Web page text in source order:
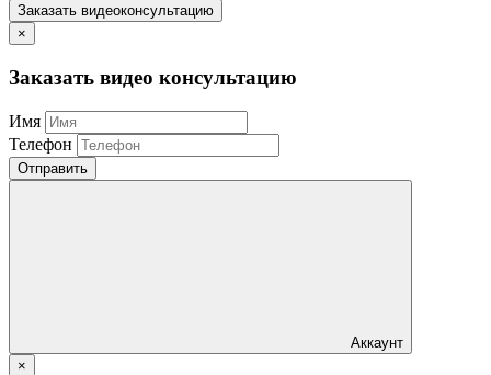
Заказать видеоконсультацию
×
Заказать видео консультацию
Имя
Телефон
Отправить
Аккаунт
×